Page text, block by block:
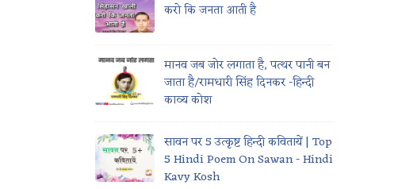
करो कि जनता आती है
मानव जब जोर लगाता है, पत्थर पानी बन
जाता है/रामधारी सिंह दिनकर -हिन्दी
काव्य कोश
सावन पर 5 उत्कृष्ट हिन्दी कवितायें | Top
5 Hindi Poem On Sawan - Hindi
Kavy Kosh